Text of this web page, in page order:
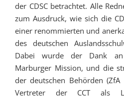
der CDSC betrachtet. Alle
zum Ausdruck, wie sich die
einer renommierten und
des deutschen
Dabei wurde der Dank
Marburger Mission, und die
der deutschen Behörden
Vertreter der CCT als